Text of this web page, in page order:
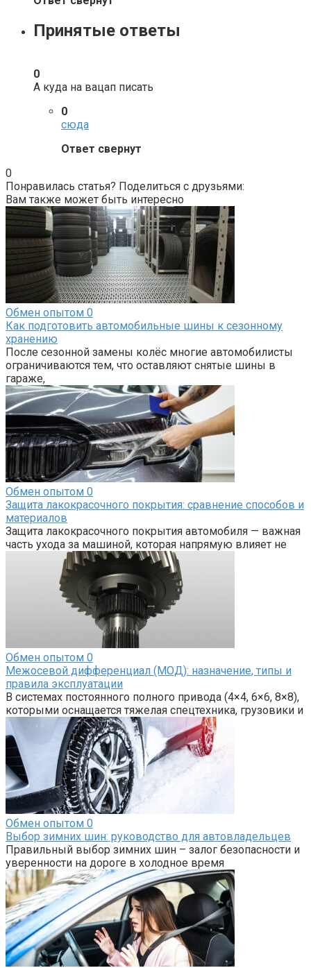
Принятые ответы
0
А куда на вацап писать
0
сюда
Ответ свернут
0
Понравилась статья? Поделиться с друзьями:
Вам также может быть интересно
Обмен опытом 0
Как подготовить автомобильные шины к сезонному
хранению
После сезонной замены колёс многие автомобилисты
ограничиваются тем, что оставляют снятые шины в
гараже,
Обмен опытом 0
Защита лакокрасочного покрытия: сравнение способов и
материалов
Защита лакокрасочного покрытия автомобиля — важная
часть ухода за машиной, которая напрямую влияет не
Обмен опытом 0
Межосевой дифференциал (МОД): назначение, типы и
правила эксплуатации
В системах постоянного полного привода (4×4, 6×6, 8×8),
которыми оснащается тяжелая спецтехника, грузовики и
Обмен опытом 0
Выбор зимних шин: руководство для автовладельцев
Правильный выбор зимних шин – залог безопасности и
уверенности на дороге в холодное время